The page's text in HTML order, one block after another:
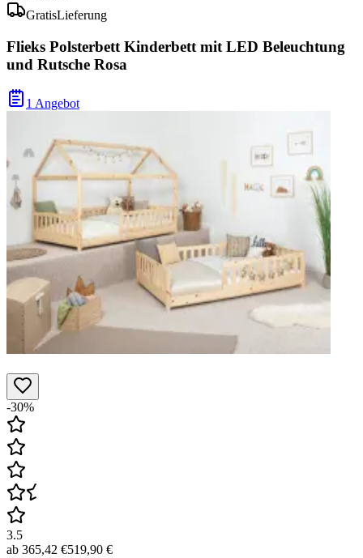
GratisLieferung
Flieks Polsterbett Kinderbett mit LED Beleuchtung
und Rutsche Rosa
1 Angebot
-30%
3.5
ab 365,42 €519,90 €